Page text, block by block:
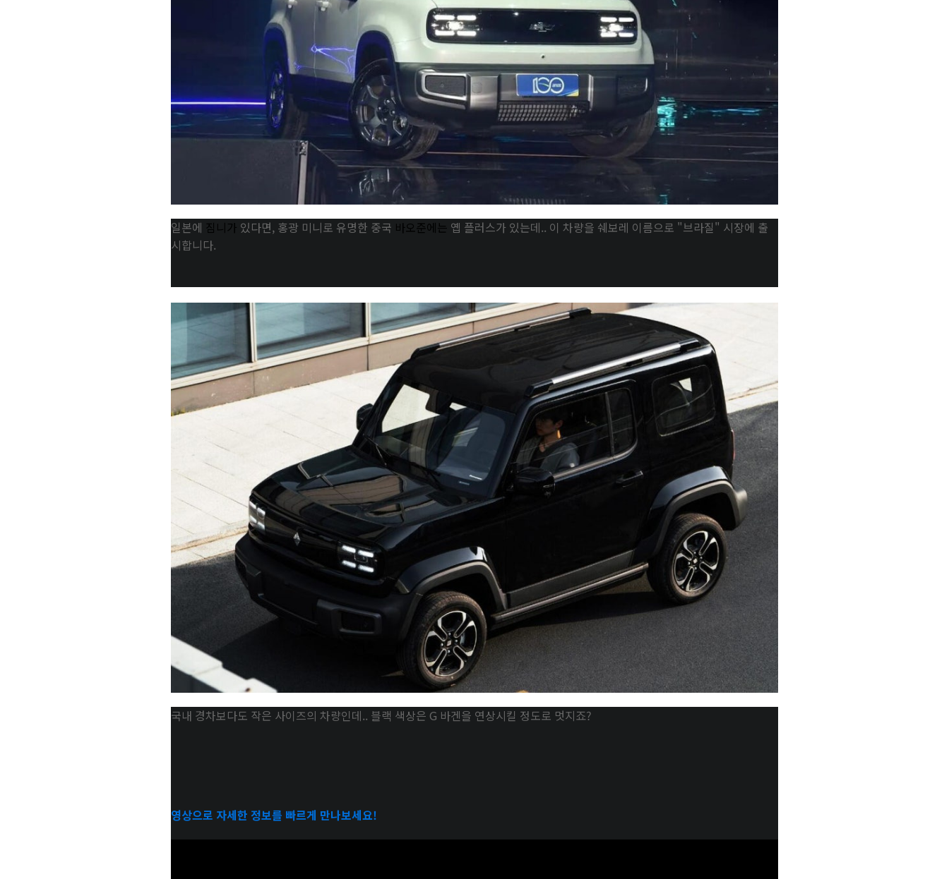
일본에 짐니가 있다면, 홍광 미니로 유명한 중국 바오준에는 옙 플러스가 있는데.. 이 차량을 쉐보레 이름으로 "브라질" 시장에 출
시합니다.
국내 경차보다도 작은 사이즈의 차량인데.. 블랙 색상은 G 바겐을 연상시킬 정도로 멋지죠?
영상으로 자세한 정보를 빠르게 만나보세요!